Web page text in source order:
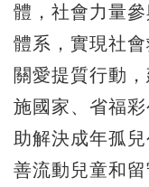
體，社會力量
體系，實現社
關愛提質行動
施國家、省福
助解決成年孤
善流動兒童和